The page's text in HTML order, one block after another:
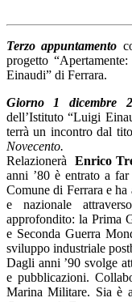
Terzo appuntamento
progetto
Einaudi” di Ferrara.
Giorno 1 dicembre
dell’Istituto “Luigi
terrà un incontro dal
Novecento.
Relazionerà
Enrico
anni ’80 è entrato a
Comune di Ferrara e
e nazionale
approfondito: la Prima
e Seconda Guerra
sviluppo industriale
Dagli anni ’90 svolge
e pubblicazioni.
Marina Militare. Sia è